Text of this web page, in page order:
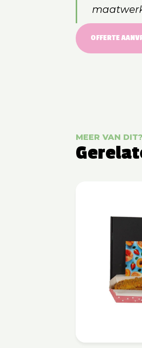
OFFERTE
MEER VAN DIT?